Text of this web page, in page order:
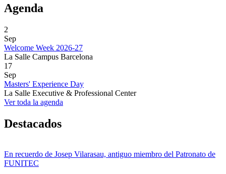
Agenda
2
Sep
Welcome Week 2026-27
La Salle Campus Barcelona
17
Sep
Masters' Experience Day
La Salle Executive & Professional Center
Ver toda la agenda
Destacados
En recuerdo de Josep Vilarasau, antiguo miembro del Patronato de
FUNITEC